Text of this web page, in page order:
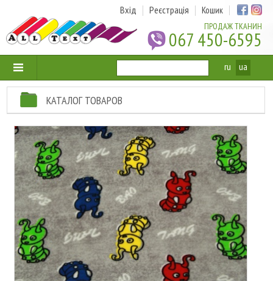
ПРОДАЖ ТКАНИН
067 450-6595
Вхід Реєстрація Кошик
ru ua
КАТАЛОГ ТОВАРОВ